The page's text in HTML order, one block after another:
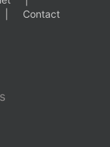
Contact